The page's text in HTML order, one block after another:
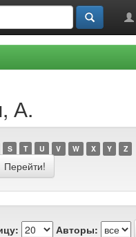
А.
S T U V W X Y Z
Авторы: